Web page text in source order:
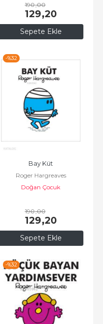
Sepete Ekle
190,00
129,20
-%32
Sepete Ekle
Bay Küt
Roger Hargreaves
Doğan Çocuk
190,00
129,20
-%32